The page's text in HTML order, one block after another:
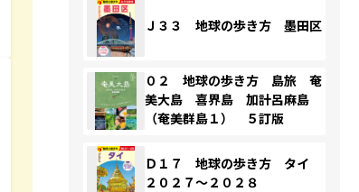
Ｊ３３ 地球の歩き方 墨田区
０２ 地球の歩き方 島旅 奄
美大島 喜界島 加計呂麻島
（奄美群島１） ５訂版
Ｄ１７ 地球の歩き方 タイ
２０２７～２０２８